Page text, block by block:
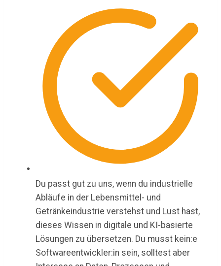
Du passt gut zu uns, wenn du industrielle
Abläufe in der Lebensmittel- und
Getränkeindustrie verstehst und Lust hast,
dieses Wissen in digitale und KI-basierte
Lösungen zu übersetzen. Du musst kein:e
Softwareentwickler:in sein, solltest aber